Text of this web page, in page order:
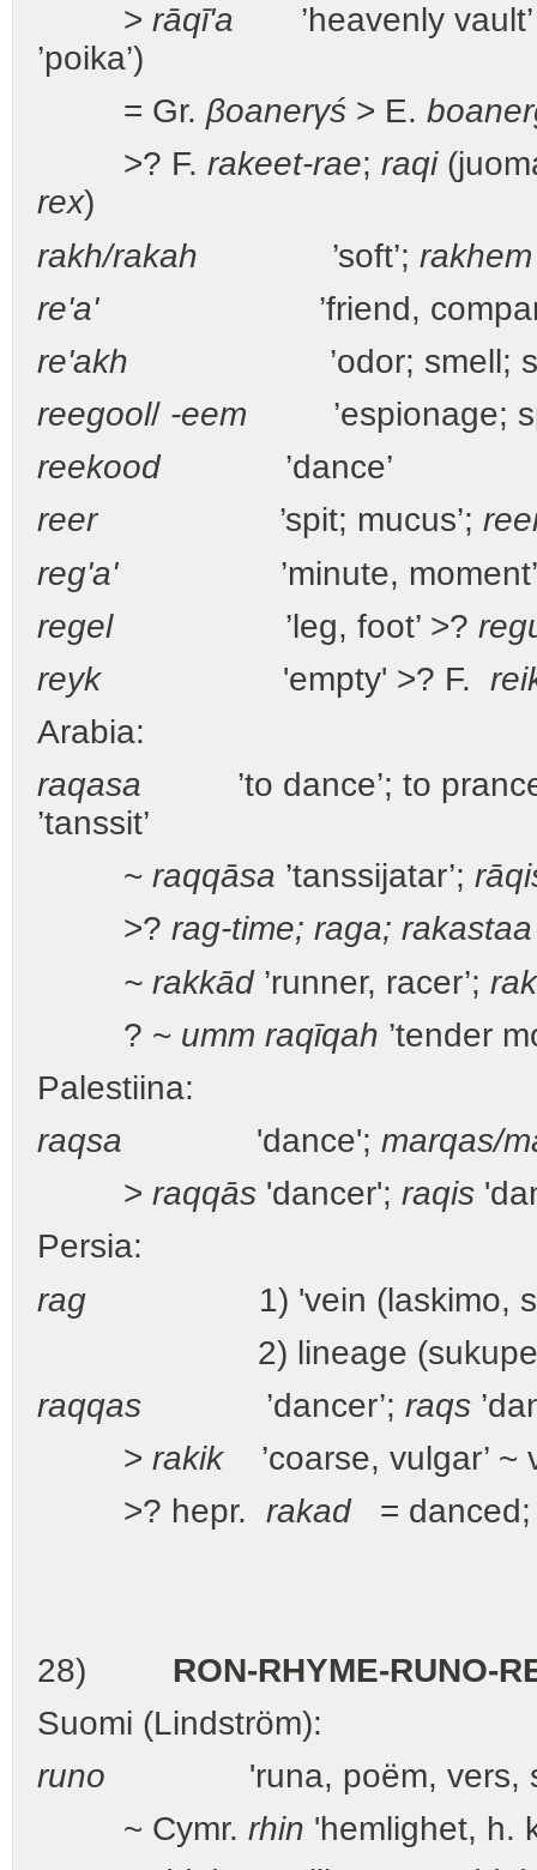
> rāqī'a ’heavenly
’poika’)
= Gr. βoanerγś > E.
>? F. rakeet-rae; raqi
rex)
rakh/rakah ’soft’; rakhem
re'a'’friend,
re'akh ’odor; smell;
reegool/ -eem ’espionage;
reekood’dance’
reer’spit; mucus’;
reg'a'
’minute, moment’
regel’leg, foot’ >?
reyk
'empty' >? F.
Arabia:
raqasa ’to dance’; to
’tanssit’
~ raqqāsa ’tanssijatar’;
>? rag-time; raga; rakastaa
~ rakkād’runner, racer’;
? ~ umm raqīqah ’tender
Palestiina:
raqsa 'dance'; marqas/
> raqqās 'dancer'; raqis
Persia:
rag 1) 'vein (laskimo,
2) lineage (sukuperä),
raqqas ’dancer’; raqs
> rakik’coarse, vulgar’ ~
>? hepr. rakad=
28) RON-RHYME-RUNO-
Suomi (Lindström):
runo 'runa, poëm, vers,
~ Cymr. rhin 'hemlighet, h.